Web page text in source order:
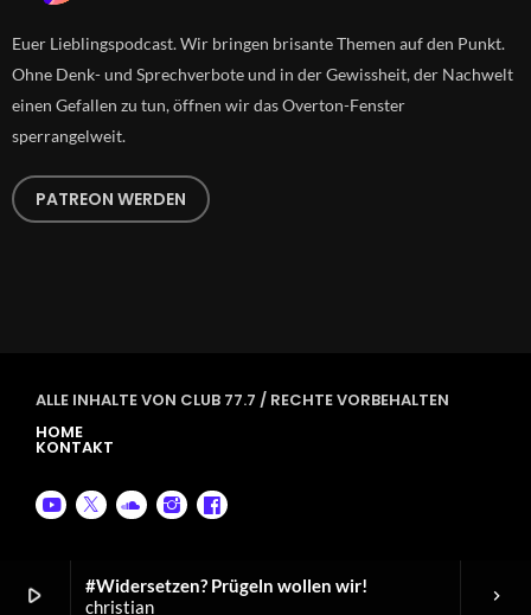
play_arrow
#Widersetzen? Prügeln wollen wir!
christian
keyboard_arrow_right
Euer Lieblingspodcast. Wir bringen brisante Themen auf den Punkt.
Ohne Denk- und Sprechverbote und in der Gewissheit, der Nachwelt
einen Gefallen zu tun, öffnen wir das Overton-Fenster
sperrangelweit.
PATREON WERDEN
ALLE INHALTE VON CLUB 77.7 / RECHTE VORBEHALTEN
HOME
KONTAKT